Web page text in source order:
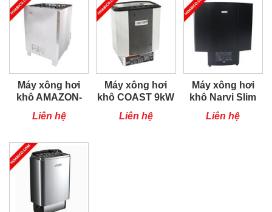
Máy xông hơi
khô AMAZON-
SAM- B12
Liên hệ
Máy xông hơi
khô COAST 9kW
Liên hệ
Máy xông hơi
khô Narvi Slim
6kW
Liên hệ